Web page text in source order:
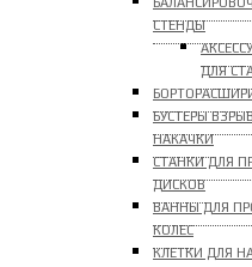
СТЕНДЫ
ДЛЯ
БУСТЕРЫ
НАКАЧКИ
СТАНКИ ДЛЯ
ДИСКОВ
ВАННЫ ДЛЯ
КОЛЕС
КЛЕТКИ ДЛЯ